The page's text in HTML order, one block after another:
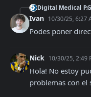
Digital Medical
Ivan 10/30/25, 6:27
Podes poner
Nick 10/30/25, 2:49
Hola! No estoy
problemas con el